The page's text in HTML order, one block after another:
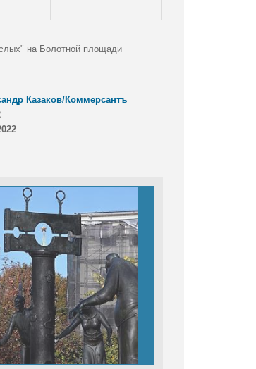
на Болотной площади
Казаков/Коммерсантъ